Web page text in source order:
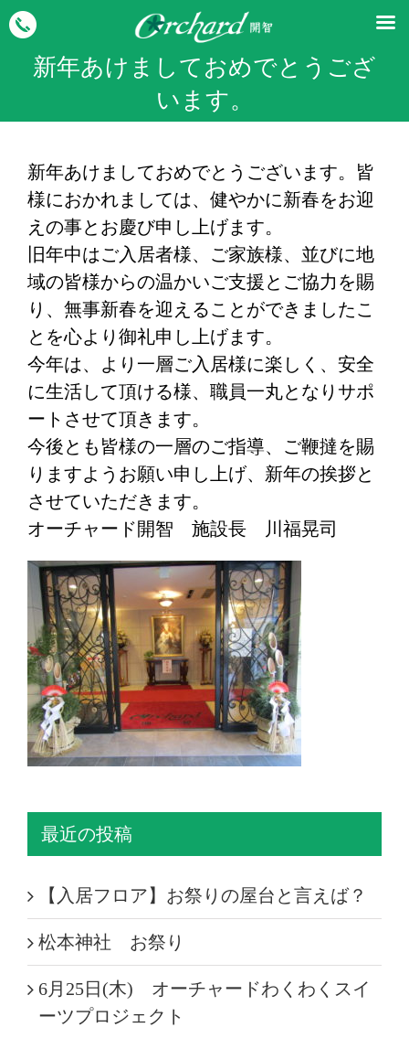
新年あけましておめでとうござ
います。
新年あけましておめでとうございます。皆
様におかれましては、健やかに新春をお迎
えの事とお慶び申し上げます。
旧年中はご入居者様、ご家族様、並びに地
域の皆様からの温かいご支援とご協力を賜
り、無事新春を迎えることができましたこ
とを心より御礼申し上げます。
今年は、より一層ご入居様に楽しく、安全
に生活して頂ける様、職員一丸となりサポ
ートさせて頂きます。
今後とも皆様の一層のご指導、ご鞭撻を賜
りますようお願い申し上げ、新年の挨拶と
させていただきます。
オーチャード開智 施設長 川福晃司
最近の投稿
【入居フロア】お祭りの屋台と言えば？
松本神社 お祭り
6月25日(木) オーチャードわくわくスイ
ーツプロジェクト